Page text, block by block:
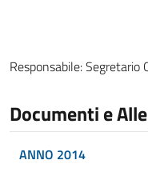
Responsabile:Segretario
Documenti e
ANNO 2014